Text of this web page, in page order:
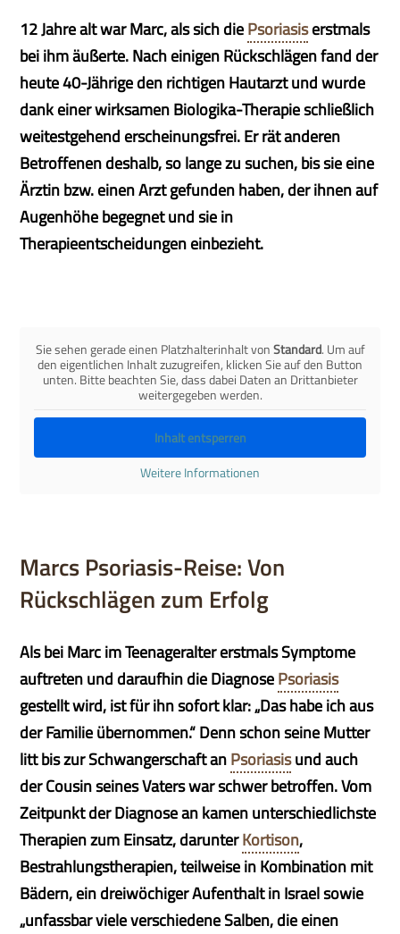
12 Jahre alt war Marc, als sich diePsoriasiserstmals
bei ihm äußerte. Nach einigen Rückschlägen fand der
heute 40-Jährige den richtigen Hautarzt und wurde
dank einer wirksamen Biologika-Therapie schließlich
weitestgehend erscheinungsfrei. Er rät anderen
Betroffenen deshalb, so lange zu suchen, bis sie eine
Ärztin bzw. einen Arzt gefunden haben, der ihnen auf
Augenhöhe begegnet und sie in
Therapieentscheidungen einbezieht.
Sie sehen gerade einen Platzhalterinhalt vonStandard. Um auf
den eigentlichen Inhalt zuzugreifen, klicken Sie auf den Button
unten. Bitte beachten Sie, dass dabei Daten an Drittanbieter
weitergegeben werden.
Inhalt entsperren
Weitere Informationen
Marcs Psoriasis-Reise: Von
Rückschlägen zum Erfolg
Als bei Marc im Teenageralter erstmals Symptome
auftreten und daraufhin die DiagnosePsoriasis
gestellt wird, ist für ihn sofort klar: „Das habe ich aus
der Familie übernommen.“ Denn schon seine Mutter
litt bis zur Schwangerschaft anPsoriasisund auch
der Cousin seines Vaters war schwer betroffen. Vom
Zeitpunkt der Diagnose an kamen unterschiedlichste
Therapien zum Einsatz, darunterKortison,
Bestrahlungstherapien, teilweise in Kombination mit
Bädern, ein dreiwöchiger Aufenthalt in Israel sowie
„unfassbar viele verschiedene Salben, die einen